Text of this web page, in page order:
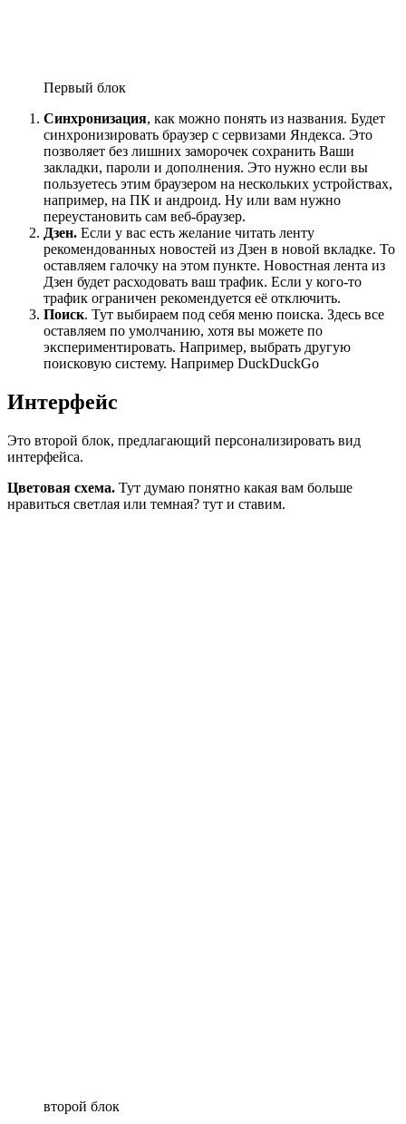
Первый блок
Синхронизация, как можно понять из названия. Будет
синхронизировать браузер с сервизами Яндекса. Это
позволяет без лишних заморочек сохранить Ваши
закладки, пароли и дополнения. Это нужно если вы
пользуетесь этим браузером на нескольких устройствах,
например, на ПК и андроид. Ну или вам нужно
переустановить сам веб-браузер.
Дзен. Если у вас есть желание читать ленту
рекомендованных новостей из Дзен в новой вкладке. То
оставляем галочку на этом пункте. Новостная лента из
Дзен будет расходовать ваш трафик. Если у кого-то
трафик ограничен рекомендуется её отключить.
Поиск. Тут выбираем под себя меню поиска. Здесь все
оставляем по умолчанию, хотя вы можете по
экспериментировать. Например, выбрать другую
поисковую систему. Например DuckDuckGo
Интерфейс
Это второй блок, предлагающий персонализировать вид
интерфейса.
Цветовая схема. Тут думаю понятно какая вам больше
нравиться светлая или темная? тут и ставим.
второй блок